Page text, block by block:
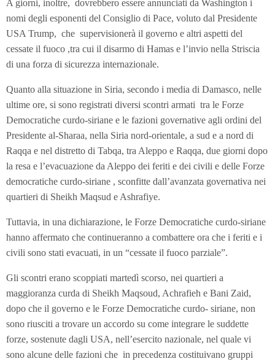
A giorni, inoltre, dovrebbero essere annunciati da Washington i
nomi degli esponenti del Consiglio di Pace, voluto dal Presidente
USA Trump, che supervisionerà il governo e altri aspetti del
cessate il fuoco ,tra cui il disarmo di Hamas e l’invio nella Striscia
di una forza di sicurezza internazionale.
Quanto alla situazione in Siria, secondo i media di Damasco, nelle
ultime ore, si sono registrati diversi scontri armati tra le Forze
Democratiche curdo-siriane e le fazioni governative agli ordini del
Presidente al-Sharaa, nella Siria nord-orientale, a sud e a nord di
Raqqa e nel distretto di Tabqa, tra Aleppo e Raqqa, due giorni dopo
la resa e l’evacuazione da Aleppo dei feriti e dei civili e delle Forze
democratiche curdo-siriane , sconfitte dall’avanzata governativa nei
quartieri di Sheikh Maqsud e Ashrafiye.
Tuttavia, in una dichiarazione, le Forze Democratiche curdo-siriane
hanno affermato che continueranno a combattere ora che i feriti e i
civili sono stati evacuati, in un “cessate il fuoco parziale”.
Gli scontri erano scoppiati martedì scorso, nei quartieri a
maggioranza curda di Sheikh Maqsoud, Achrafieh e Bani Zaid,
dopo che il governo e le Forze Democratiche curdo- siriane, non
sono riusciti a trovare un accordo su come integrare le suddette
forze, sostenute dagli USA, nell’esercito nazionale, nel quale vi
sono alcune delle fazioni che in precedenza costituivano gruppi